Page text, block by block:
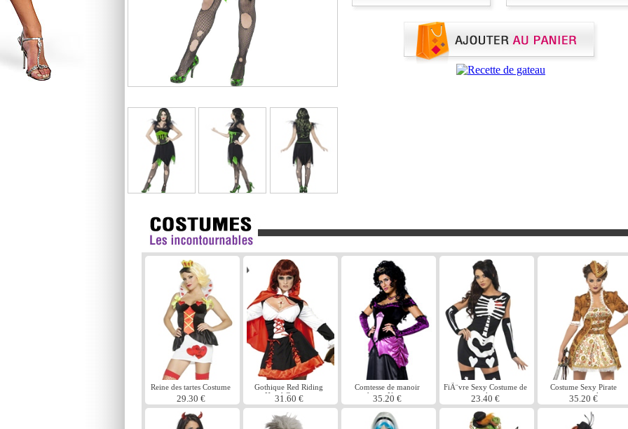
Reine des tartes Costume
29.30 €
Gothique Red Riding
Hood Costume
31.60 €
Comtesse de manoir
gothique Nocturna
Costume
35.20 €
FiÃ¨vre Sexy Costume de
squelette
23.40 €
Costume Sexy Pirate
steampunk
35.20 €